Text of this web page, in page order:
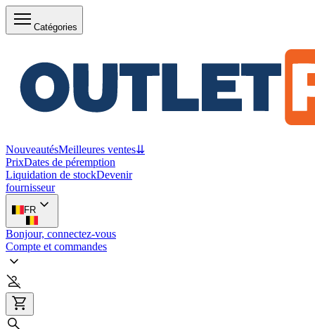
Catégories
NouveautésMeilleures ventes⇊
PrixDates de péremption
Liquidation de stockDevenir
fournisseur
FR
Bonjour, connectez-vous
Compte et commandes